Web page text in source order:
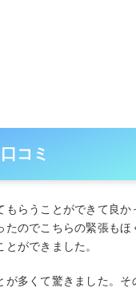
コミ
もらうことができて良
たのでこちらの緊張もほ
ができました。
が多くて驚きました。そ